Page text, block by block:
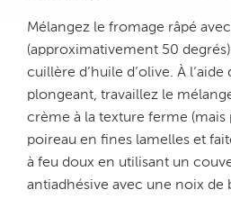
Mélangez le fromage râpé
(approximativement 50
cuillère d’huile d’olive. À l’aide
plongeant, travaillez le
crème à la texture ferme (mais
poireau en fines lamelles et
à feu doux en utilisant un
antiadhésive avec une noix de